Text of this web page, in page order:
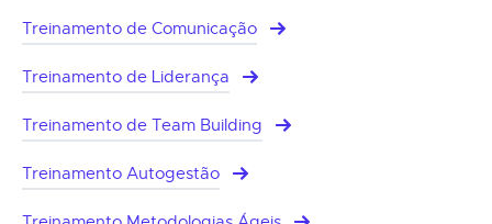
Treinamento de Comunicação
Treinamento de Liderança
Treinamento de Team Building
Treinamento Autogestão